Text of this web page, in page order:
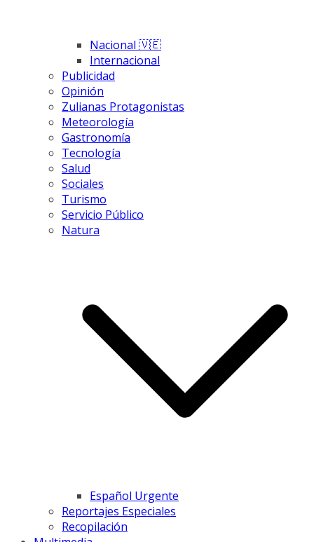
Nacional 🇻🇪
Internacional
Publicidad
Opinión
Zulianas Protagonistas
Meteorología
Gastronomía
Tecnología
Salud
Sociales
Turismo
Servicio Público
Natura
Español Urgente
Reportajes Especiales
Recopilación